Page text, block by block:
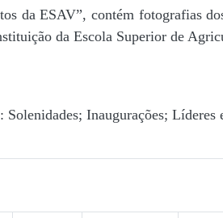
da ESAV”, contém fotografias
da Escola Superior de
Inaugurações;